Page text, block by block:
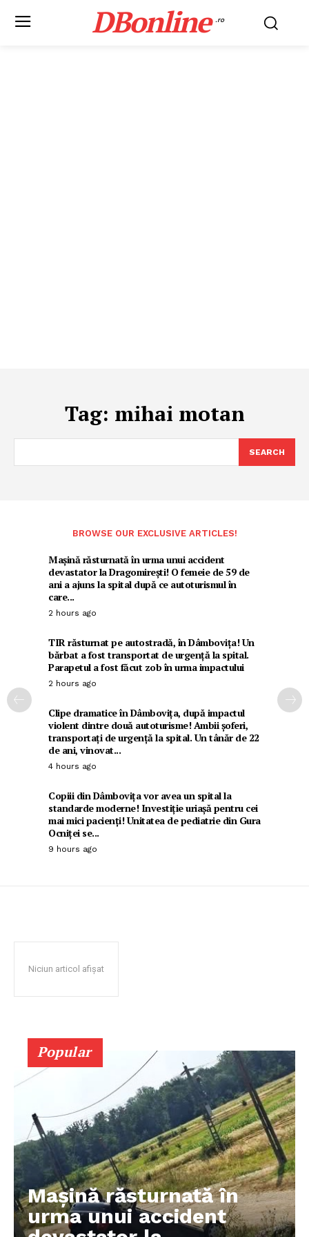
DBonline .ro
Tag: mihai motan
SEARCH
BROWSE OUR EXCLUSIVE ARTICLES!
Mașină răsturnată în urma unui accident
devastator la Dragomirești! O femeie de 59 de
ani a ajuns la spital după ce autoturismul în
care...
2 hours ago
TIR răsturnat pe autostradă, în Dâmbovița! Un
bărbat a fost transportat de urgență la spital.
Parapetul a fost făcut zob în urma impactului
2 hours ago
Clipe dramatice în Dâmbovița, după impactul
violent dintre două autoturisme! Ambii șoferi,
transportați de urgență la spital. Un tânăr de 22
de ani, vinovat...
4 hours ago
Copiii din Dâmbovița vor avea un spital la
standarde moderne! Investiție uriașă pentru cei
mai mici pacienți! Unitatea de pediatrie din Gura
Ocniței se...
9 hours ago
Niciun articol afișat
Popular
Mașină răsturnată în
urma unui accident